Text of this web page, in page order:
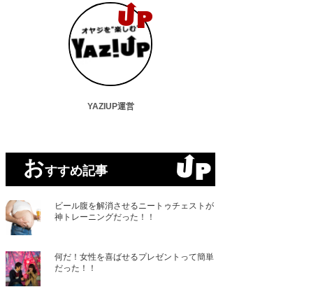
YAZIUP運営
おすすめ記事
ビール腹を解消させるニートゥチェストが
神トレーニングだった！！
何だ！女性を喜ばせるプレゼントって簡単
だった！！